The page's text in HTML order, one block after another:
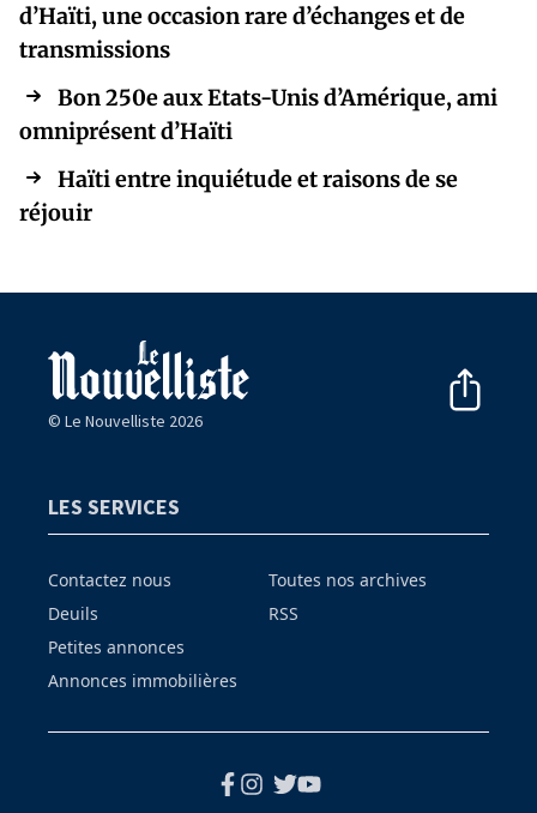
d’Haïti, une occasion rare d’échanges et de
transmissions
Bon 250e aux Etats-Unis d’Amérique, ami
omniprésent d’Haïti
Haïti entre inquiétude et raisons de se
réjouir
© Le Nouvelliste 2026
LES SERVICES
Contactez nous
Deuils
Petites annonces
Annonces immobilières
Toutes nos archives
RSS